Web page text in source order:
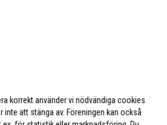
korrekt använder vi nödvändiga cookies
inte att stänga av. Föreningen kan också